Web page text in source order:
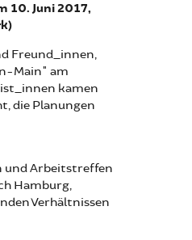
10. Juni 2017,
Freund_innen,
Main" am
kamen
die Planungen
und Arbeitstreffen
Hamburg,
Verhältnissen